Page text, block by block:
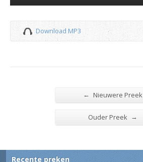
Download MP3
← Nieuwere Preek
Ouder Preek →
Recente preken